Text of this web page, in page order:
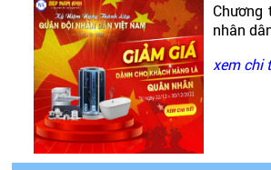
Chương
nhân
xem chi